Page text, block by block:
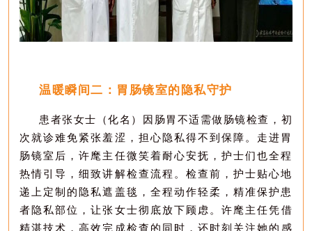
温暖瞬间二： 胃肠镜室的隐私守护
患者张女士（化名）
因肠胃不适需做肠镜检查，初
次就诊难免紧张羞涩，担心隐私得不到保障。走进胃
肠镜室后，许麾主任微笑着耐心安抚，护士们也全程
热情引导，细致讲解检查流程。检查前，护士贴心地
递上定制的隐私遮盖毯，全程动作轻柔，精准保护患
者隐私部位，让张女士彻底放下顾虑。许麾主任凭借
精湛技术，高效完成检查的同时，还时刻关注她的感